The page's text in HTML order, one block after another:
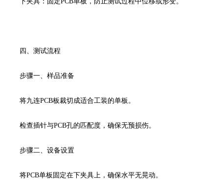
四、测试流程
步骤一、样品准备
将九连PCB板裁切成适合工装的单板。
检查插针与PCB孔的匹配度，确保无预损伤。
步骤二、设备设置
将PCB单板固定在下夹具上，确保水平无晃动。